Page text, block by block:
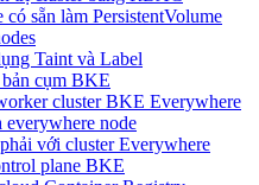
sẵn làm PersistentVolume
Taint và Label
cụm BKE
cluster BKE Everywhere
everywhere node
với cluster Everywhere
plane BKE